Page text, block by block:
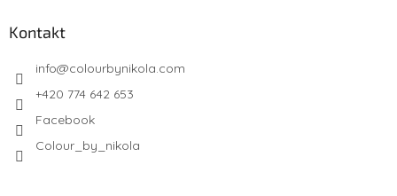
Kontakt
info@colourbynikola.com
+420 774 642 653
Facebook
Colour_by_nikola